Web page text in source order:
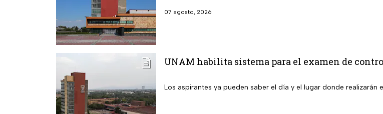
07 agosto, 2026
UNAM habilita sistema para el examen de
Los aspirantes ya pueden saber el día y el lugar donde